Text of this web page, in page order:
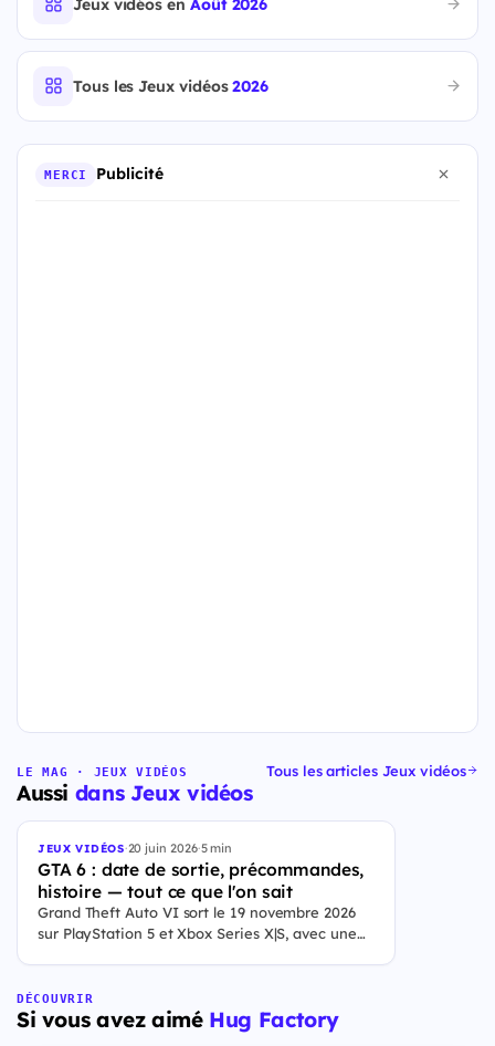
Tous les Jeux vidéos2026
MERCI Publicité
LE MAG · JEUX VIDÉOS
Aussi dans Jeux vidéos
Tous les articles Jeux vidéos
JEUX VIDÉOS·20 juin 2026·5 min
GTA 6 : date de sortie, précommandes,
histoire — tout ce que l'on sait
Grand Theft Auto VI sort le 19 novembre 2026
sur PlayStation 5 et Xbox Series X|S, avec une
Floride, et sa ville Vice City. Il met en scène
pour la première fois un duo de protagonistes
jouables, Jason et Lucia, cette dernière étant la
DÉCOUVRIR
Si vous avez aimé Hug Factory